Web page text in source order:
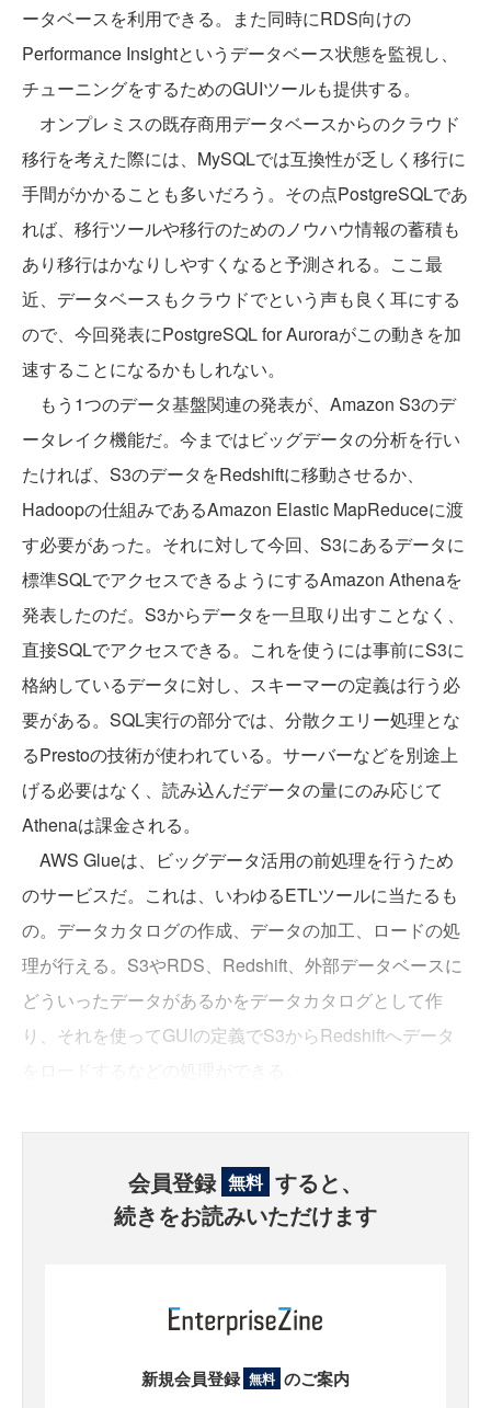
ータベースを利用できる。また同時にRDS向けの
Performance Insightというデータベース状態を監視し、
チューニングをするためのGUIツールも提供する。
オンプレミスの既存商用データベースからのクラウド
移行を考えた際には、MySQLでは互換性が乏しく移行に
手間がかかることも多いだろう。その点PostgreSQLであ
れば、移行ツールや移行のためのノウハウ情報の蓄積も
あり移行はかなりしやすくなると予測される。ここ最
近、データベースもクラウドでという声も良く耳にする
ので、今回発表にPostgreSQL for Auroraがこの動きを加
速することになるかもしれない。
もう1つのデータ基盤関連の発表が、Amazon S3のデ
ータレイク機能だ。今まではビッグデータの分析を行い
たければ、S3のデータをRedshiftに移動させるか、
Hadoopの仕組みであるAmazon Elastic MapReduceに渡
す必要があった。それに対して今回、S3にあるデータに
標準SQLでアクセスできるようにするAmazon Athenaを
発表したのだ。S3からデータを一旦取り出すことなく、
直接SQLでアクセスできる。これを使うには事前にS3に
格納しているデータに対し、スキーマーの定義は行う必
要がある。SQL実行の部分では、分散クエリー処理とな
るPrestoの技術が使われている。サーバーなどを別途上
げる必要はなく、読み込んだデータの量にのみ応じて
Athenaは課金される。
AWS Glueは、ビッグデータ活用の前処理を行うため
のサービスだ。これは、いわゆるETLツールに当たるも
の。データカタログの作成、データの加工、ロードの処
理が行える。S3やRDS、Redshift、外部データベースに
どういったデータがあるかをデータカタログとして作
り、それを使ってGUIの定義でS3からRedshiftへデータ
会員登録 無料 すると、
続きをお読みいただけます
新規会員登録 無料 のご案内